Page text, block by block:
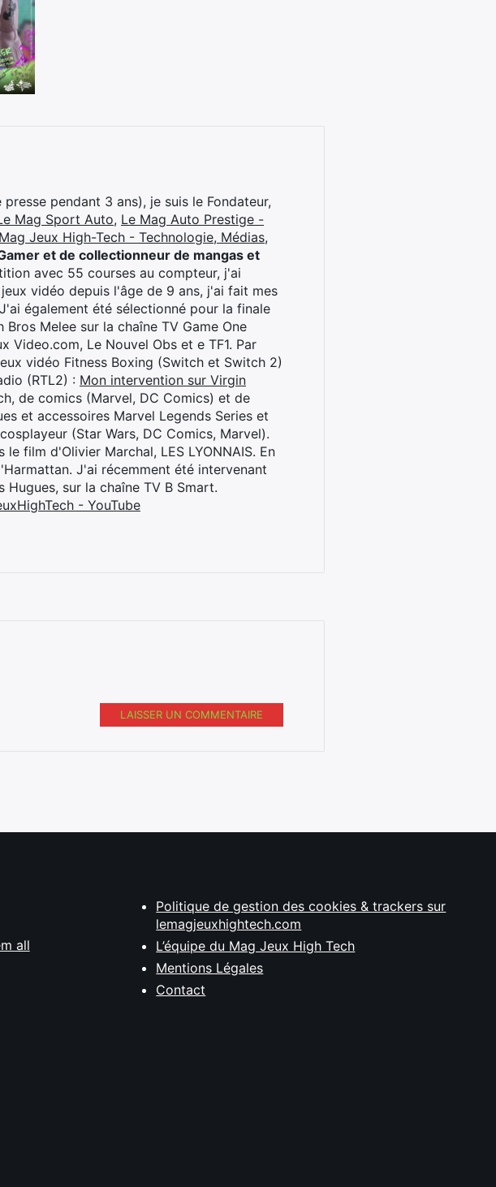
pendant 3 ans), je suis le Fondateur,
Mag Sport Auto, Le Mag Auto Prestige -
Jeux High-Tech - Technologie, Médias,
et de collectionneur de mangas et
avec 55 courses au compteur, j'ai
vidéo depuis l'âge de 9 ans, j'ai fait mes
également été sélectionné pour la finale
Melee sur la chaîne TV Game One
Video.com, Le Nouvel Obs et e TF1. Par
vidéo Fitness Boxing (Switch et Switch 2)
(RTL2) : Mon intervention sur Virgin
de comics (Marvel, DC Comics) et de
et accessoires Marvel Legends Series et
(Star Wars, DC Comics, Marvel).
film d'Olivier Marchal, LES LYONNAIS. En
J'ai récemment été intervenant
sur la chaîne TV B Smart.
- YouTube
LAISSER UN COMMENTAIRE
all
Politique de gestion des cookies & trackers sur
lemagjeuxhightech.com
L’équipe du Mag Jeux High Tech
Mentions Légales
Contact